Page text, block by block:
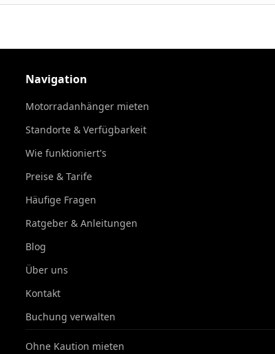
Navigation
Motorradanhänger mieten
Standorte & Verfügbarkeit
Wie funktioniert's
Preise & Tarife
Häufige Fragen
Ratgeber & Anleitungen
Blog
Über uns
Kontakt
Buchung verwalten
Ohne Kaution mieten